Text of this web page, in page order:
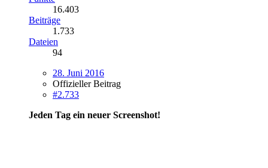
16.403
Beiträge
1.733
Dateien
94
28. Juni 2016
Offizieller Beitrag
#2.733
Jeden Tag ein neuer Screenshot!